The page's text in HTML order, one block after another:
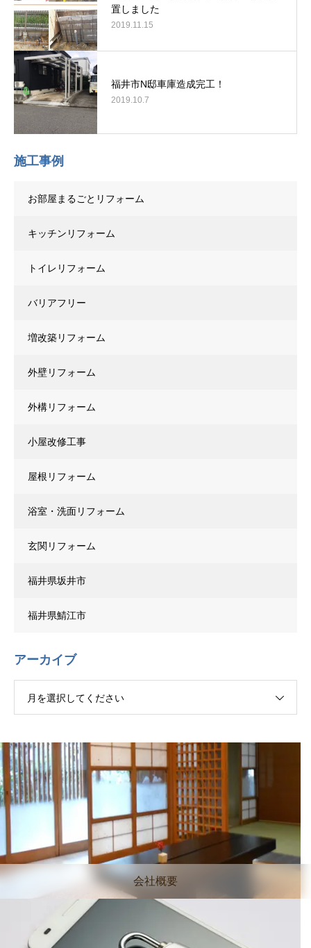
置しました
2019.11.15
福井市N邸車庫造成完工！
2019.10.7
施工事例
お部屋まるごとリフォーム
キッチンリフォーム
トイレリフォーム
バリアフリー
増改築リフォーム
外壁リフォーム
外構リフォーム
小屋改修工事
屋根リフォーム
浴室・洗面リフォーム
玄関リフォーム
福井県坂井市
福井県鯖江市
アーカイブ
月を選択してください
会社概要